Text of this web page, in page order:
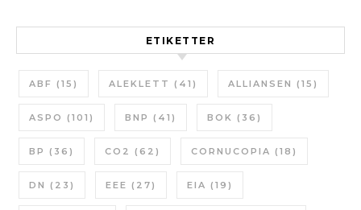
ETIKETTER
ABF (15) ALEKLETT (41) ALLIANSEN (15)
ASPO (101) BNP (41) BOK (36)
BP (36) CO2 (62) CORNUCOPIA (18)
DN (23) EEE (27) EIA (19)